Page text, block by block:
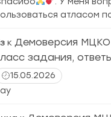
атласом
к Демоверсия
задания,
15.05.2026